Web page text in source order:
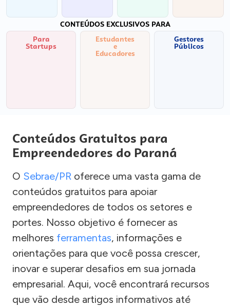
CONTEÚDOS EXCLUSIVOS PARA
Para
Startups
Estudantes
e
Educadores
Gestores
Públicos
Conteúdos Gratuitos para
Empreendedores do Paraná
O Sebrae/PR oferece uma vasta gama de
conteúdos gratuitos para apoiar
empreendedores de todos os setores e
portes. Nosso objetivo é fornecer as
melhores ferramentas, informações e
orientações para que você possa crescer,
inovar e superar desafios em sua jornada
empresarial. Aqui, você encontrará recursos
que vão desde artigos informativos até